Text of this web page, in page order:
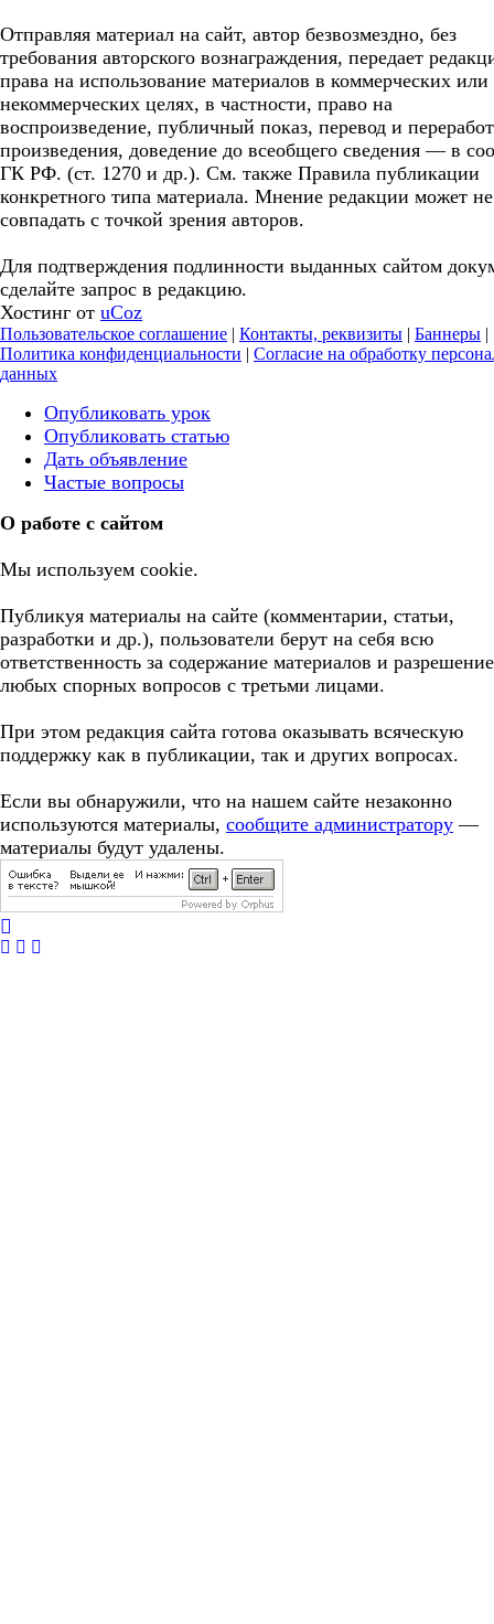
Отправляя материал на сайт, автор безвозмездно, без
требования авторского вознаграждения, передает
права на использование материалов в коммерческих или
некоммерческих целях, в частности, право на
воспроизведение, публичный показ, перевод и
произведения, доведение до всеобщего сведения — в
ГК РФ. (ст. 1270 и др.). См. также Правила публикации
конкретного типа материала. Мнение редакции может не
совпадать с точкой зрения авторов.
Для подтверждения подлинности выданных сайтом
сделайте запрос в редакцию.
Хостинг от uCoz
Пользовательское соглашение | Контакты, реквизиты | Баннеры |
Политика конфиденциальности | Согласие на обработку
данных
Опубликовать урок
Опубликовать статью
Дать объявление
Частые вопросы
О работе с сайтом
Мы используем cookie.
Публикуя материалы на сайте (комментарии, статьи,
разработки и др.), пользователи берут на себя всю
ответственность за содержание материалов и разрешение
любых спорных вопросов с третьми лицами.
При этом редакция сайта готова оказывать всяческую
поддержку как в публикации, так и других вопросах.
Если вы обнаружили, что на нашем сайте незаконно
используются материалы, сообщите администратору —
материалы будут удалены.